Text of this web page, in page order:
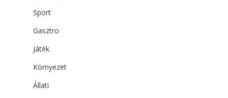
Sport
Gasztro
Játék
Környezet
Állati